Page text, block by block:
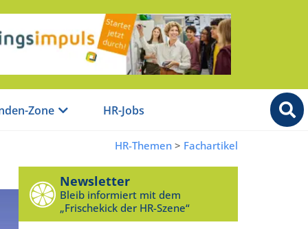
Zone HR-Jobs
HR-Themen > Fachartikel
Newsletter
Bleib informiert mit dem
„Frischekick der HR-Szene“